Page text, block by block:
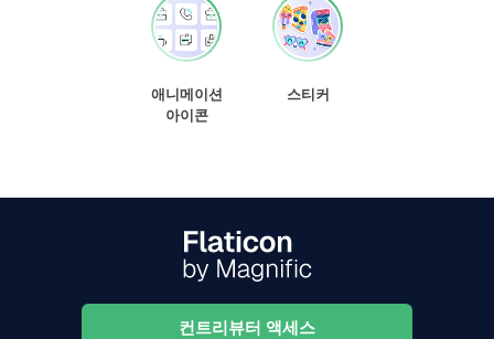
애니메이션
아이콘
스티커
컨트리뷰터 액세스